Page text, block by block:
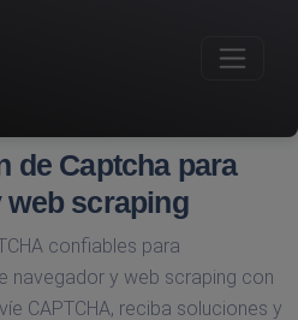
de Captcha para
scraping
confiables para
navegador y web scraping con
CAPTCHA, reciba soluciones y